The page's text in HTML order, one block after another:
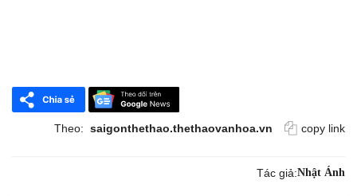
Theo: saigonthethao.thethaovanhoa.vn copy link
Tác giả:Nhật Ánh